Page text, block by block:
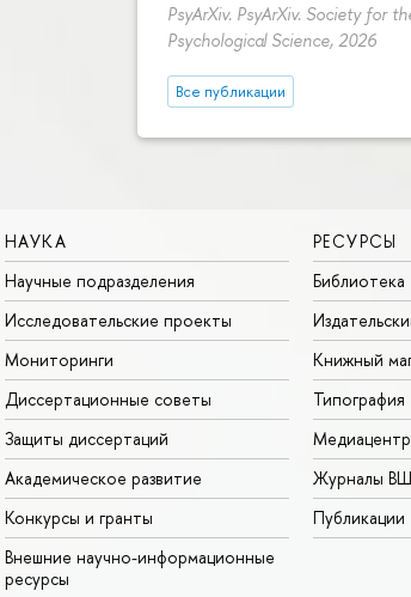
PsyArXiv. PsyArXiv. Society for
Psychological Science, 2026
Все публикации
НАУКА
Научные подразделения
Исследовательские проекты
Мониторинги
Диссертационные советы
Защиты диссертаций
Академическое развитие
Конкурсы и гранты
Внешние научно-информационные
ресурсы
РЕСУРСЫ
Библиотека
Книжный
Типография
Медиацентр
Журналы
Публикации